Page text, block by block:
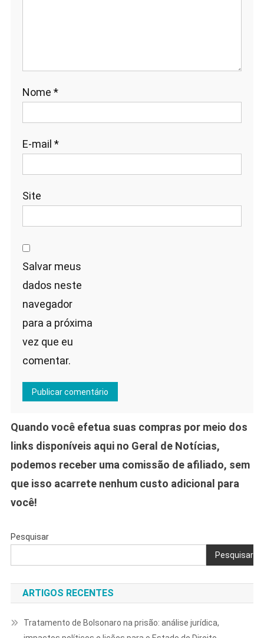
Nome *
E-mail *
Site
Salvar meus
dados neste
navegador
para a próxima
vez que eu
comentar.
Quando você efetua suas compras por meio dos
links disponíveis aqui no Geral de Notícias,
podemos receber uma comissão de afiliado, sem
que isso acarrete nenhum custo adicional para
você!
Pesquisar
Pesquisar
ARTIGOS RECENTES
Tratamento de Bolsonaro na prisão: análise jurídica,